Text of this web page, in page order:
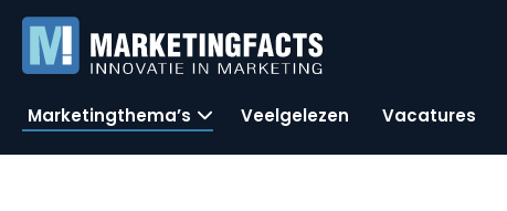
Marketingthema’s Veelgelezen Vacatures